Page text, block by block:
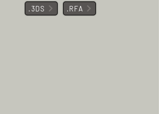
.3DS .RFA